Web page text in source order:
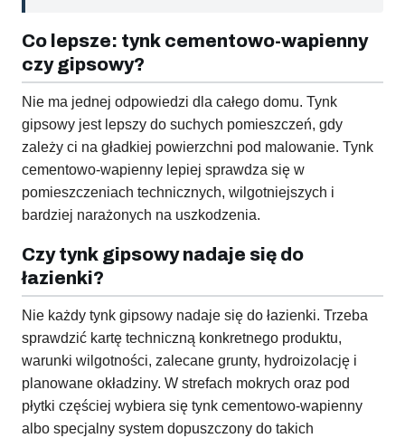
Co lepsze: tynk cementowo-wapienny
czy gipsowy?
Nie ma jednej odpowiedzi dla całego domu. Tynk
gipsowy jest lepszy do suchych pomieszczeń, gdy
zależy ci na gładkiej powierzchni pod malowanie. Tynk
cementowo-wapienny lepiej sprawdza się w
pomieszczeniach technicznych, wilgotniejszych i
bardziej narażonych na uszkodzenia.
Czy tynk gipsowy nadaje się do
łazienki?
Nie każdy tynk gipsowy nadaje się do łazienki. Trzeba
sprawdzić kartę techniczną konkretnego produktu,
warunki wilgotności, zalecane grunty, hydroizolację i
planowane okładziny. W strefach mokrych oraz pod
płytki częściej wybiera się tynk cementowo-wapienny
albo specjalny system dopuszczony do takich